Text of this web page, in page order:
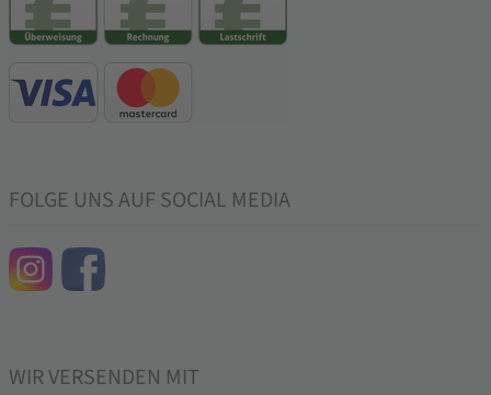
FOLGE UNS AUF SOCIAL MEDIA
WIR VERSENDEN MIT